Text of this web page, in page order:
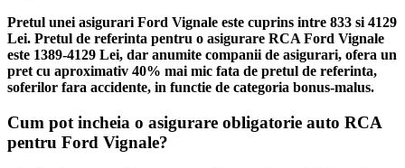
Pretul unei asigurari Ford Vignale este cuprins intre 833 si 4129
Lei. Pretul de referinta pentru o asigurare RCA Ford Vignale
este 1389-4129 Lei, dar anumite companii de asigurari, ofera un
pret cu aproximativ 40% mai mic fata de pretul de referinta,
soferilor fara accidente, in functie de categoria bonus-malus.
Cum pot incheia o asigurare obligatorie auto RCA
pentru Ford Vignale?